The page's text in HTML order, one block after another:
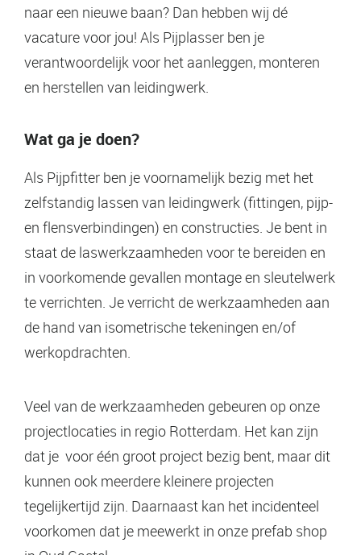
naar een nieuwe baan? Dan hebben wij dé
vacature voor jou! Als Pijplasser ben je
verantwoordelijk voor het aanleggen, monteren
en herstellen van leidingwerk.
Wat ga je doen?
Als Pijpfitter ben je voornamelijk bezig met het
zelfstandig lassen van leidingwerk (fittingen, pijp-
en flensverbindingen) en constructies. Je bent in
staat de laswerkzaamheden voor te bereiden en
in voorkomende gevallen montage en sleutelwerk
te verrichten. Je verricht de werkzaamheden aan
de hand van isometrische tekeningen en/of
werkopdrachten.
Veel van de werkzaamheden gebeuren op onze
projectlocaties in regio Rotterdam. Het kan zijn
dat je voor één groot project bezig bent, maar dit
kunnen ook meerdere kleinere projecten
tegelijkertijd zijn. Daarnaast kan het incidenteel
voorkomen dat je meewerkt in onze prefab shop